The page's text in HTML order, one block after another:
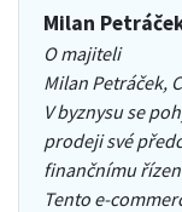
Milan
O majiteli
Milan Petráček,
V byznysu se
prodeji své
finančnímu
Tento e-